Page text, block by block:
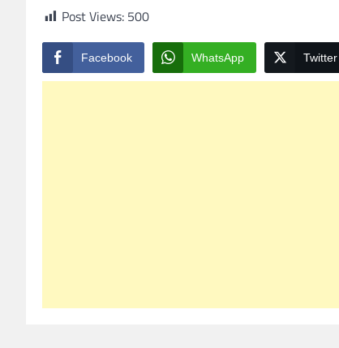
Post Views: 500
Facebook WhatsApp Twitter